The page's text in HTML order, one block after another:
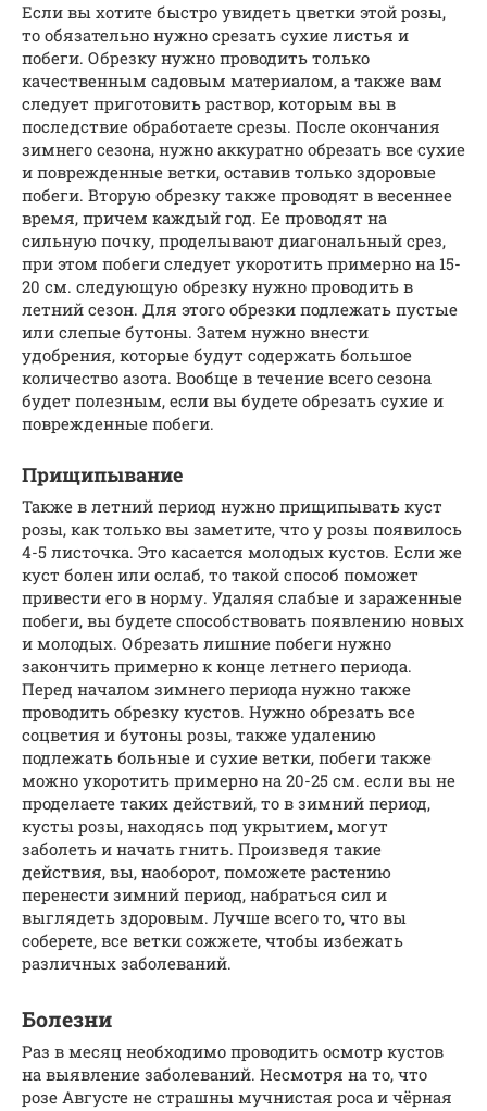
Если вы хотите быстро увидеть цветки этой розы,
то обязательно нужно срезать сухие листья и
побеги. Обрезку нужно проводить только
качественным садовым материалом, а также вам
следует приготовить раствор, которым вы в
последствие обработаете срезы. После окончания
зимнего сезона, нужно аккуратно обрезать все сухие
и поврежденные ветки, оставив только здоровые
побеги. Вторую обрезку также проводят в весеннее
время, причем каждый год. Ее проводят на
сильную почку, проделывают диагональный срез,
при этом побеги следует укоротить примерно на 15-
20 см. следующую обрезку нужно проводить в
летний сезон. Для этого обрезки подлежать пустые
или слепые бутоны. Затем нужно внести
удобрения, которые будут содержать большое
количество азота. Вообще в течение всего сезона
будет полезным, если вы будете обрезать сухие и
поврежденные побеги.
Прищипывание
Также в летний период нужно прищипывать куст
розы, как только вы заметите, что у розы появилось
4-5 листочка. Это касается молодых кустов. Если же
куст болен или ослаб, то такой способ поможет
привести его в норму. Удаляя слабые и зараженные
побеги, вы будете способствовать появлению новых
и молодых. Обрезать лишние побеги нужно
закончить примерно к конце летнего периода.
Перед началом зимнего периода нужно также
проводить обрезку кустов. Нужно обрезать все
соцветия и бутоны розы, также удалению
подлежать больные и сухие ветки, побеги также
можно укоротить примерно на 20-25 см. если вы не
проделаете таких действий, то в зимний период,
кусты розы, находясь под укрытием, могут
заболеть и начать гнить. Произведя такие
действия, вы, наоборот, поможете растению
перенести зимний период, набраться сил и
выглядеть здоровым. Лучше всего то, что вы
соберете, все ветки сожжете, чтобы избежать
различных заболеваний.
Болезни
Раз в месяц необходимо проводить осмотр кустов
на выявление заболеваний. Несмотря на то, что
розе Августе не страшны мучнистая роса и чёрная